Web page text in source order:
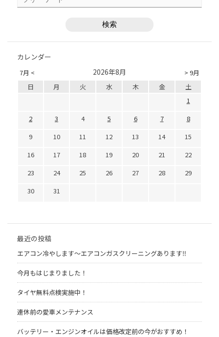
カレンダー
7月 < > 9月
2026年8月
日 月 火 水 木 金
土
1
2
3 4 5 6 7
8
9
10 11 12 13 14
15
16
17 18 19 20 21
22
23
24 25 26 27 28
29
30
31
最近の投稿
エアコン冷やします〜エアコンガスクリーニングあります‼︎
今月もはじまりました！
タイヤ無料点検実施中！
連休前の愛車メンテナンス
バッテリー・エンジンオイルは価格改定前の今がおすすめ！